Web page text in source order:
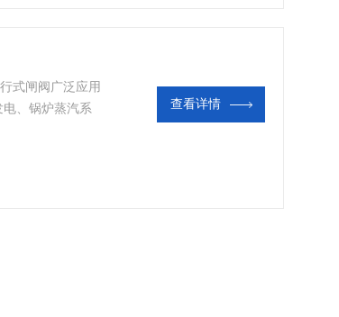
式闸阀广泛应用
、锅炉蒸汽系
查看详情